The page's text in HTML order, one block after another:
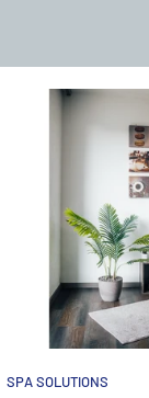
SPA SOLUTIONS